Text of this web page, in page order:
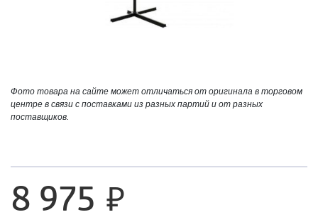
Фото товара на сайте может отличаться от оригинала в торговом
центре в связи с поставками из разных партий и от разных
поставщиков.
8 975